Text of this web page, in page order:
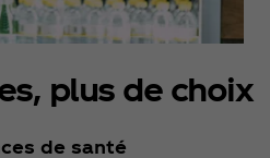
plus de choix
de santé